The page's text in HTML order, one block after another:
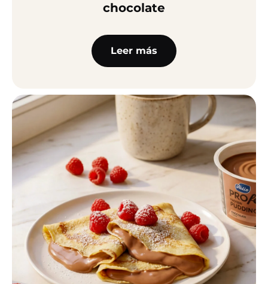
chocolate
Leer más